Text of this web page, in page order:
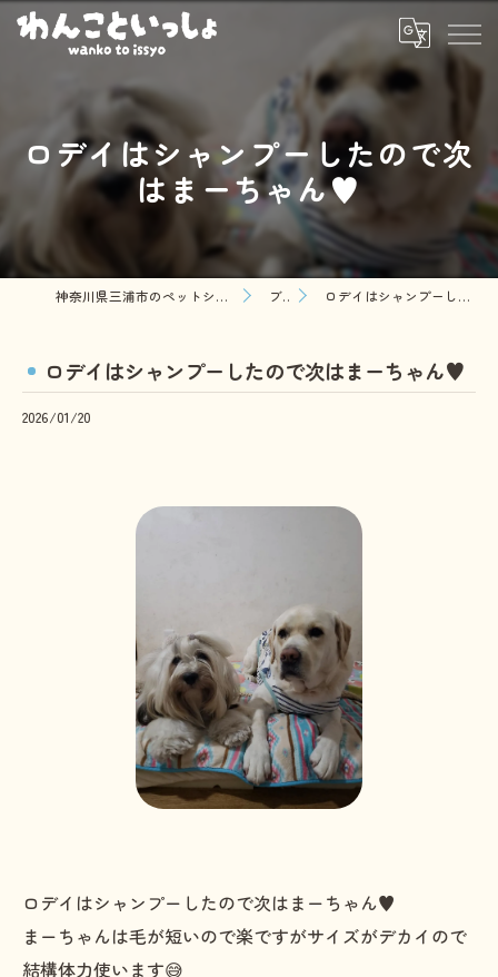
ロデイはシャンプーしたので次
はまーちゃん♥️
神奈川県三浦市のペットシッターならわんこといっしょ ブログ ロデイはシャンプーしたので次はまーちゃん♥️
ロデイはシャンプーしたので次はまーちゃん♥️
2026/01/20
ロデイはシャンプーしたので次はまーちゃん♥️
まーちゃんは毛が短いので楽ですがサイズがデカイので
結構体力使います😅